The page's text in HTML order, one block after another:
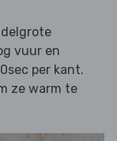
vuur en
per kant.
ze warm te